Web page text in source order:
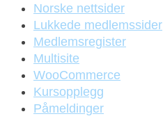
Norske nettsider
Lukkede medlemssider
Medlemsregister
Multisite
WooCommerce
Kursopplegg
Påmeldinger